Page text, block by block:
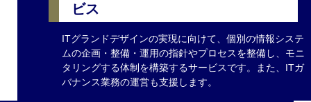
ビス
ITグランドデザインの実現に向けて、個別の情報システ
ムの企画・整備・運用の指針やプロセスを整備し、モニ
タリングする体制を構築するサービスです。また、ITガ
バナンス業務の運営も支援します。